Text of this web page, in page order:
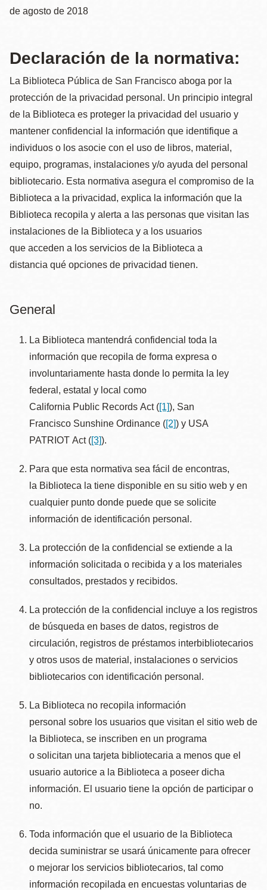
de agosto de 2018
Declaración de la normativa:
La Biblioteca Pública de San Francisco aboga por la
protección de la privacidad personal. Un principio integral
de la Biblioteca es proteger la privacidad del usuario y
mantener confidencial la información que identifique a
individuos o los asocie con el uso de libros, material,
equipo, programas, instalaciones y/o ayuda del personal
bibliotecario. Esta normativa asegura el compromiso de la
Biblioteca a la privacidad, explica la información que la
Biblioteca recopila y alerta a las personas que visitan las
instalaciones de la Biblioteca y a los usuarios
que acceden a los servicios de la Biblioteca a
distancia qué opciones de privacidad tienen­.
General
La Biblioteca mantendrá confidencial toda la
información que recopila de forma expresa o
involuntariamente hasta donde lo permita la ley
federal, estatal y local como
California Public Records Act ([1]), San
Francisco Sunshine Ordinance ([2]) y USA
PATRIOT Act ([3]).
Para que esta normativa sea fácil de encontras,
la Biblioteca la tiene disponible en su sitio web y en
cualquier punto donde puede que se solicite
información de identificación personal.
La protección de la confidencial se extiende a la
información solicitada o recibida y a los materiales
consultados, prestados y recibidos.
La protección de la confidencial incluye a los registros
de búsqueda en bases de datos, registros de
circulación, registros de préstamos interbibliotecarios
y otros usos de material, instalaciones o servicios
bibliotecarios con identificación personal.
La Biblioteca no recopila información
personal sobre los usuarios que visitan el sitio web de
la Biblioteca, se inscriben en un programa
o solicitan una tarjeta bibliotecaria a menos que el
usuario autorice a la Biblioteca a poseer dicha
información. El usuario tiene la opción de participar o
no.
Toda información que el usuario de la Biblioteca
decida suministrar se usará únicamente para ofrecer
o mejorar los servicios bibliotecarios, tal como
información recopilada en encuestas voluntarias de